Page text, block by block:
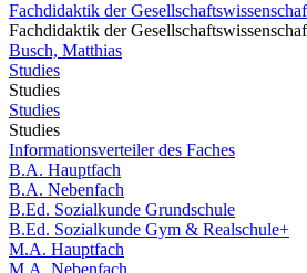
Fachdidaktik der
Fachdidaktik der
Busch, Matthias
Studies
Studies
Studies
Studies
Informationsverteiler des Faches
B.A. Hauptfach
B.A. Nebenfach
B.Ed. Sozialkunde Grundschule
B.Ed. Sozialkunde Gym & Realschule+
M.A. Hauptfach
M.A. Nebenfach